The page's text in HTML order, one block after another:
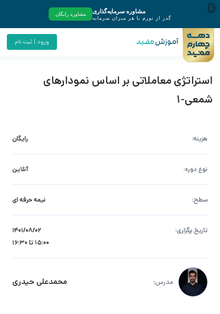
ورود | ثبت نام
استراتژی معاملاتی بر اساس نمودارهای
شمعی-1
هزینه: رایگان
نوع دوره: آنلاین
سطح: نیمه حرفه ای
تاریخ برگزاری:
۱۴۰۱/۰۸/۰۲
15:00 تا 16:30
مدرس: محمدعلی حیدری